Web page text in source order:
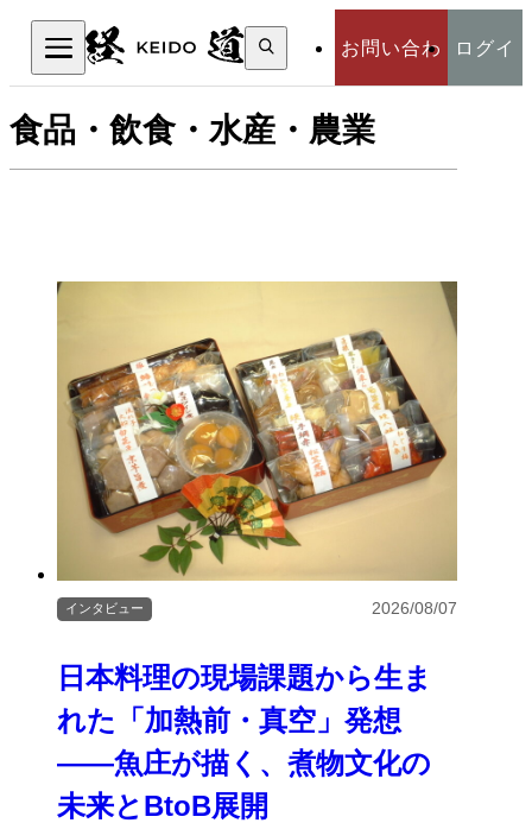
お問い合わ ログイ
検
索:
検索
食品・飲食・水産・農業
日本料理の現場課題から生ま
れた「加熱前・真空」発想
――魚庄が描く、煮物文化の
未来とBtoB展開
インタビュー 2026/08/07